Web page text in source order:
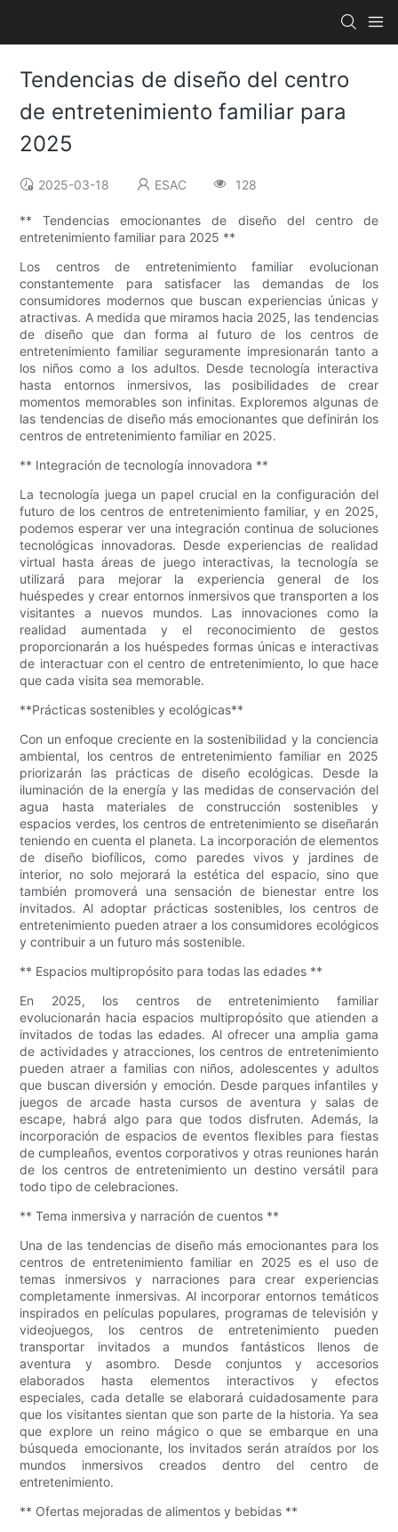
Tendencias de diseño del centro
de entretenimiento familiar para
2025
2025-03-18 ESAC 128
** Tendencias emocionantes de diseño del centro de
entretenimiento familiar para 2025 **
Los centros de entretenimiento familiar evolucionan
constantemente para satisfacer las demandas de los
consumidores modernos que buscan experiencias únicas y
atractivas. A medida que miramos hacia 2025, las tendencias
de diseño que dan forma al futuro de los centros de
entretenimiento familiar seguramente impresionarán tanto a
los niños como a los adultos. Desde tecnología interactiva
hasta entornos inmersivos, las posibilidades de crear
momentos memorables son infinitas. Exploremos algunas de
las tendencias de diseño más emocionantes que definirán los
centros de entretenimiento familiar en 2025.
** Integración de tecnología innovadora **
La tecnología juega un papel crucial en la configuración del
futuro de los centros de entretenimiento familiar, y en 2025,
podemos esperar ver una integración continua de soluciones
tecnológicas innovadoras. Desde experiencias de realidad
virtual hasta áreas de juego interactivas, la tecnología se
utilizará para mejorar la experiencia general de los
huéspedes y crear entornos inmersivos que transporten a los
visitantes a nuevos mundos. Las innovaciones como la
realidad aumentada y el reconocimiento de gestos
proporcionarán a los huéspedes formas únicas e interactivas
de interactuar con el centro de entretenimiento, lo que hace
que cada visita sea memorable.
**Prácticas sostenibles y ecológicas**
Con un enfoque creciente en la sostenibilidad y la conciencia
ambiental, los centros de entretenimiento familiar en 2025
priorizarán las prácticas de diseño ecológicas. Desde la
iluminación de la energía y las medidas de conservación del
agua hasta materiales de construcción sostenibles y
espacios verdes, los centros de entretenimiento se diseñarán
teniendo en cuenta el planeta. La incorporación de elementos
de diseño biofílicos, como paredes vivos y jardines de
interior, no solo mejorará la estética del espacio, sino que
también promoverá una sensación de bienestar entre los
invitados. Al adoptar prácticas sostenibles, los centros de
entretenimiento pueden atraer a los consumidores ecológicos
y contribuir a un futuro más sostenible.
** Espacios multipropósito para todas las edades **
En 2025, los centros de entretenimiento familiar
evolucionarán hacia espacios multipropósito que atienden a
invitados de todas las edades. Al ofrecer una amplia gama
de actividades y atracciones, los centros de entretenimiento
pueden atraer a familias con niños, adolescentes y adultos
que buscan diversión y emoción. Desde parques infantiles y
juegos de arcade hasta cursos de aventura y salas de
escape, habrá algo para que todos disfruten. Además, la
incorporación de espacios de eventos flexibles para fiestas
de cumpleaños, eventos corporativos y otras reuniones harán
de los centros de entretenimiento un destino versátil para
todo tipo de celebraciones.
** Tema inmersiva y narración de cuentos **
Una de las tendencias de diseño más emocionantes para los
centros de entretenimiento familiar en 2025 es el uso de
temas inmersivos y narraciones para crear experiencias
completamente inmersivas. Al incorporar entornos temáticos
inspirados en películas populares, programas de televisión y
videojuegos, los centros de entretenimiento pueden
transportar invitados a mundos fantásticos llenos de
aventura y asombro. Desde conjuntos y accesorios
elaborados hasta elementos interactivos y efectos
especiales, cada detalle se elaborará cuidadosamente para
que los visitantes sientan que son parte de la historia. Ya sea
que explore un reino mágico o que se embarque en una
búsqueda emocionante, los invitados serán atraídos por los
mundos inmersivos creados dentro del centro de
entretenimiento.
** Ofertas mejoradas de alimentos y bebidas **